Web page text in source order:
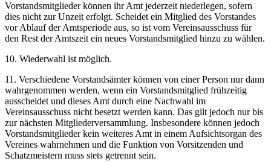
Vorstandsmitglieder können ihr Amt jederzeit niederlegen, sofern
dies nicht zur Unzeit erfolgt. Scheidet ein Mitglied des Vorstandes
vor Ablauf der Amtsperiode aus, so ist vom Vereinsausschuss für
den Rest der Amtszeit ein neues Vorstandsmitglied hinzu zu wählen.
10. Wiederwahl ist möglich.
11. Verschiedene Vorstandsämter können von einer Person nur dann
wahrgenommen werden, wenn ein Vorstandsmitglied frühzeitig
ausscheidet und dieses Amt durch eine Nachwahl im
Vereinsausschuss nicht besetzt werden kann. Das gilt jedoch nur bis
zur nächsten Mitgliederversammlung. Insbesondere können jedoch
Vorstandsmitglieder kein weiteres Amt in einem Aufsichtsorgan des
Vereines wahrnehmen und die Funktion von Vorsitzenden und
Schatzmeistern muss stets getrennt sein.